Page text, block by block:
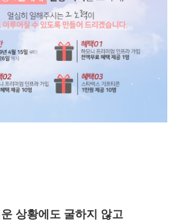
상황에도 굴하지 않고